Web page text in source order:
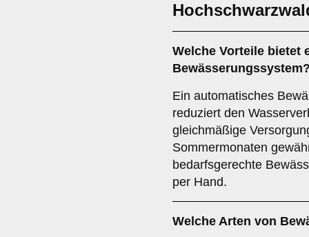
Welche Vorteile bietet
Ein automatisches
reduziert den
gleichmäßige
Sommermonaten
bedarfsgerechte
per Hand.
Welche Arten von